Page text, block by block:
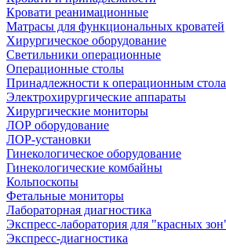
Кровати реанимационные
Матрасы для функциональных кроватей
Хирургическое оборудование
Светильники операционные
Операционные столы
Принадлежности к операционным
Электрохирургические аппараты
Хирургические мониторы
ЛОР оборудование
ЛОР-установки
Гинекологическое оборудование
Гинекологические комбайны
Кольпоскопы
Фетальные мониторы
Лабораторная диагностика
Экспресс-лаборатория для "красных
Экспресс-диагностика